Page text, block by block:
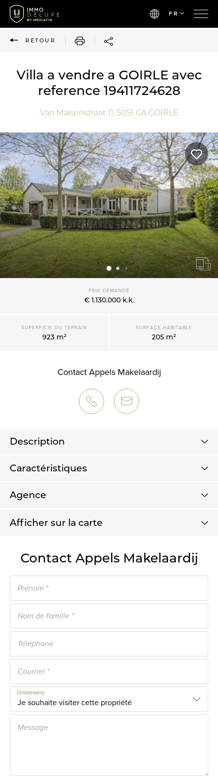
FR
RETOUR IMPRIMER
Villa a vendre a GOIRLE avec
reference 19411724628
Van Malsenstraat 11, 5051 CAGOIRLE
PRIX DEMANDÉ
€ 1.130.000k.k.
SUPERFICIE DU TERRAIN
923 m²
SURFACE HABITABLE
205 m²
Contact Appels Makelaardij
Description
Caractéristiques
Agence
Afficher sur la carte
Contact Appels Makelaardij
Onderwerp